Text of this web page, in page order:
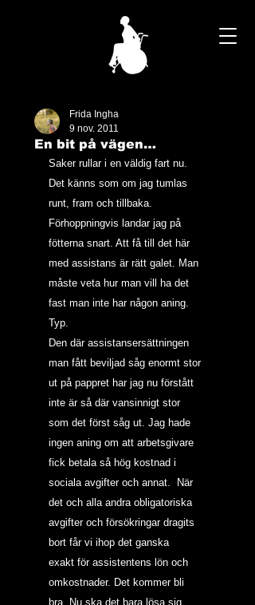
En bit på vägen…
Frida Ingha
9 nov. 2011
Saker rullar i en väldig fart nu.
Det känns som om jag tumlas
runt, fram och tillbaka.
Förhoppningvis landar jag på
fötterna snart. Att få till det här
med assistans är rätt galet. Man
måste veta hur man vill ha det
fast man inte har någon aning.
Typ.
Den där assistansersättningen
man fått beviljad såg enormt stor
ut på pappret har jag nu förstått
inte är så där vansinnigt stor
som det först såg ut. Jag hade
ingen aning om att arbetsgivare
fick betala så hög kostnad i
sociala avgifter och annat.  När
det och alla andra obligatoriska
avgifter och försökringar dragits
bort får vi ihop det ganska
exakt för assistentens lön och
omkostnader. Det kommer bli
bra. Nu ska det bara lösa sig